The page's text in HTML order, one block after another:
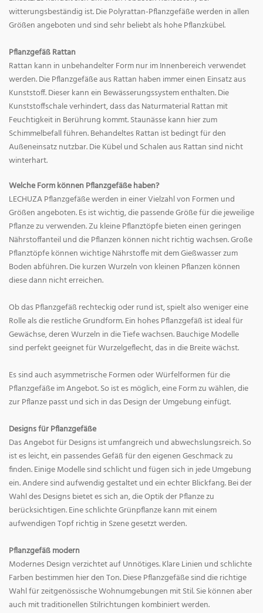
witterungsbeständig ist. Die Polyrattan-Pflanzgefäße werden in allen
Größen angeboten und sind sehr beliebt als hohe Pflanzkübel.
Pflanzgefäß Rattan
Rattan kann in unbehandelter Form nur im Innenbereich verwendet
werden. Die Pflanzgefäße aus Rattan haben immer einen Einsatz aus
Kunststoff. Dieser kann ein Bewässerungssystem enthalten. Die
Kunststoffschale verhindert, dass das Naturmaterial Rattan mit
Feuchtigkeit in Berührung kommt. Staunässe kann hier zum
Schimmelbefall führen. Behandeltes Rattan ist bedingt für den
Außeneinsatz nutzbar. Die Kübel und Schalen aus Rattan sind nicht
winterhart.
Welche Form können Pflanzgefäße haben?
LECHUZA Pflanzgefäße werden in einer Vielzahl von Formen und
Größen angeboten. Es ist wichtig, die passende Größe für die jeweilige
Pflanze zu verwenden. Zu kleine Pflanztöpfe bieten einen geringen
Nährstoffanteil und die Pflanzen können nicht richtig wachsen. Große
Pflanztöpfe können wichtige Nährstoffe mit dem Gießwasser zum
Boden abführen. Die kurzen Wurzeln von kleinen Pflanzen können
diese dann nicht erreichen.
Ob das Pflanzgefäß rechteckig oder rund ist, spielt also weniger eine
Rolle als die restliche Grundform. Ein hohes Pflanzgefäß ist ideal für
Gewächse, deren Wurzeln in die Tiefe wachsen. Bauchige Modelle
sind perfekt geeignet für Wurzelgeflecht, das in die Breite wächst.
Es sind auch asymmetrische Formen oder Würfelformen für die
Pflanzgefäße im Angebot. So ist es möglich, eine Form zu wählen, die
zur Pflanze passt und sich in das Design der Umgebung einfügt.
Designs für Pflanzgefäße
Das Angebot für Designs ist umfangreich und abwechslungsreich. So
ist es leicht, ein passendes Gefäß für den eigenen Geschmack zu
finden. Einige Modelle sind schlicht und fügen sich in jede Umgebung
ein. Andere sind aufwendig gestaltet und ein echter Blickfang. Bei der
Wahl des Designs bietet es sich an, die Optik der Pflanze zu
berücksichtigen. Eine schlichte Grünpflanze kann mit einem
aufwendigen Topf richtig in Szene gesetzt werden.
Pflanzgefäß modern
Modernes Design verzichtet auf Unnötiges. Klare Linien und schlichte
Farben bestimmen hier den Ton. Diese Pflanzgefäße sind die richtige
Wahl für zeitgenössische Wohnumgebungen mit Stil. Sie können aber
auch mit traditionellen Stilrichtungen kombiniert werden.